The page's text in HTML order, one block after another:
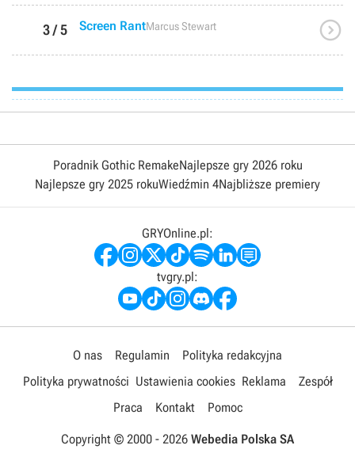
3 / 5 Screen RantMarcus Stewart 
Poradnik Gothic RemakeNajlepsze gry 2026 roku
Najlepsze gry 2025 rokuWiedźmin 4Najbliższe premiery
GRYOnline.pl:
tvgry.pl:
O nas Regulamin
Polityka redakcyjna
Polityka prywatności Ustawienia cookies Reklama
Zespół
Praca
Kontakt Pomoc
Copyright © 2000 - 2026 Webedia Polska SA